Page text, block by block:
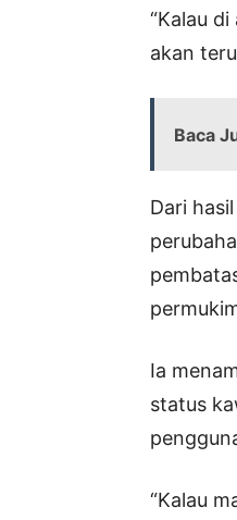
“Kalau
akan
Baca
Dari
Ia
status
“Kalau